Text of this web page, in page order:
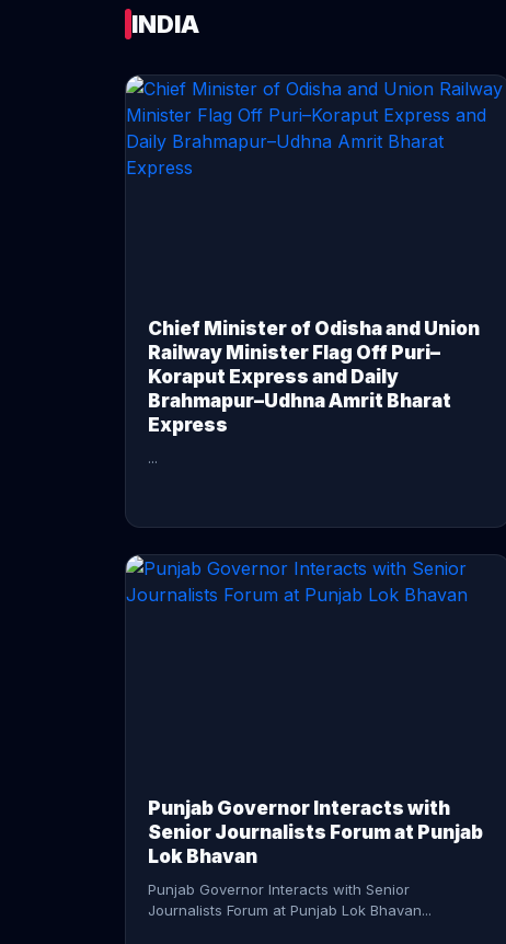
INDIA
Chief Minister of Odisha and Union
Railway Minister Flag Off Puri–
Koraput Express and Daily
Brahmapur–Udhna Amrit Bharat
Express
...
Punjab Governor Interacts with
Senior Journalists Forum at Punjab
Lok Bhavan
Punjab Governor Interacts with Senior
Journalists Forum at Punjab Lok Bhavan...